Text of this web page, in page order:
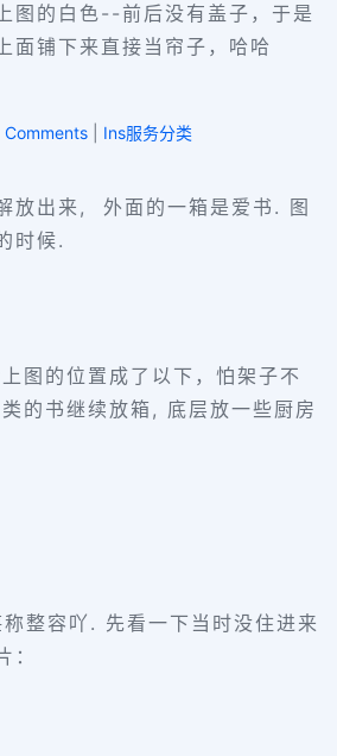
图的白色--前后没有盖子，于是
面铺下来直接当帘子，哈哈
Comments Ins服务分类
放出来, 外面的一箱是爱书. 图
时候.
图的位置成了以下，怕架子不
的书继续放箱, 底层放一些厨房
整容吖. 先看一下当时没住进来
：